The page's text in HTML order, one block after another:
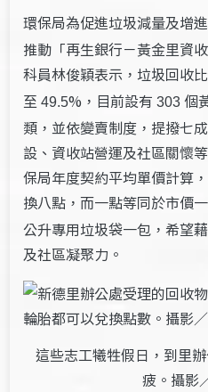
環保局為促進垃圾減量及增
推動「再生銀行－黃金里資
科員林俊穎表示，垃圾回收
至49.5%，目前設有303個
類，並依變賣制度，提撥七
設、資收站營運及社區關懷
保局年度契約平均單價計算
換八點，而一點等同於市價
公升專用垃圾袋一包，希望
及社區凝聚力。
這些志工犧牲假日，到里
疲。攝影